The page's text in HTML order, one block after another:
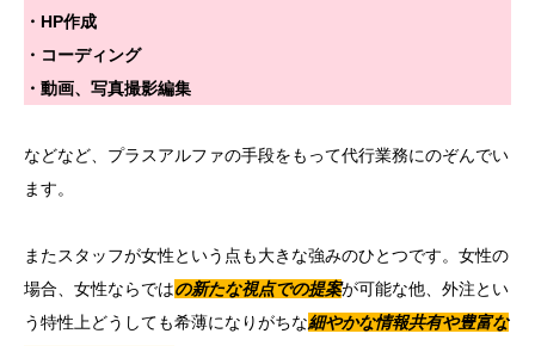
・HP作成
・コーディング
・動画、写真撮影編集
などなど、プラスアルファの手段をもって代行業務にのぞんでい
ます。
またスタッフが女性という点も大きな強みのひとつです。女性の
場合、女性ならではの新たな視点での提案が可能な他、外注とい
う特性上どうしても希薄になりがちな細やかな情報共有や豊富な
まとめ
ジーにご相談ください。